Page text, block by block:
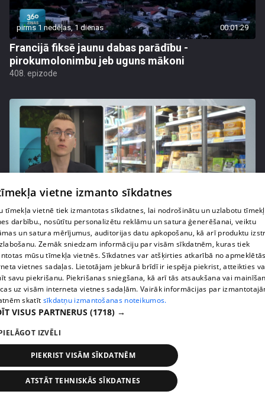
pirms 1 nedēļas, 1 dienas 00:01:29
Francijā fiksē jaunu dabas parādību -
pirokumolonimbu jeb uguns mākoni
408. epizode
pirms 1 nedēļas, 1 dienas 00:03:37
Pārtiku pērkam vairāk, bet vai “zemo cenu grozs”
tiešām samazina kopējo čeku?
408. epizode
vietne izmanto sīkdatnes
tīmekļa vietnē tiek izmantotas sīkdatnes, lai nodrošinātu un uzlabotu
darbību., nosūtītu personalizētu reklāmu un satura ģenerēšanai, veiktu
un satura mērījumus, auditorijas datu apkopošanu, kā arī produktu
Zemāk sniedzam informāciju par visām sīkdatnēm, kuras tiek
mūsu tīmekļa vietnēs. Sīkdatnes var atšķirties atkarībā no
vietnes sadaļas. Lietotājam jebkurā brīdī ir iespēja piekrist, atteikties
savu piekrišanu. Piekrišanas sniegšana, kā arī tās atsaukšana vai
uz visām interneta vietnes sadaļām. Vairāk informācijas par
skatīt sīkdatņu izmantošanas noteikumos.
VISUS PARTNERUS (1718) →
IZVĒLI
PIEKRIST VISĀM SĪKDATNĒM
ATSTĀT TEHNISKĀS SĪKDATNES